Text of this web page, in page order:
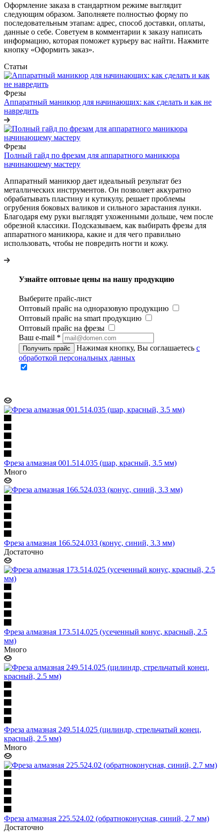
Оформление заказа в стандартном режиме выглядит
следующим образом. Заполняете полностью форму по
последовательным этапам: адрес, способ доставки, оплаты,
данные о себе. Советуем в комментарии к заказу написать
информацию, которая поможет курьеру вас найти. Нажмите
кнопку «Оформить заказ».
Статьи
Фрезы
Аппаратный маникюр для начинающих: как сделать и как не
навредить
Фрезы
Полный гайд по фрезам для аппаратного маникюра
начинающему мастеру
Аппаратный маникюр дает идеальный результат без
металлических инструментов. Он позволяет аккуратно
обрабатывать пластину и кутикулу, решает проблемы
огрубения боковых валиков и сильного зарастания лунки.
Благодаря ему руки выглядят ухоженными дольше, чем после
обрезной классики. Подсказываем, как выбирать фрезы для
аппаратного маникюра, какие и для чего правильно
использовать, чтобы не повредить ногти и кожу.
Узнайте оптовые цены на нашу продукцию
Выберите прайс-лист
Оптовый прайс на одноразовую продукцию
Оптовый прайс на smart продукцию
Оптовый прайс на фрезы
Ваш e-mail *
Получить прайс Нажимая кнопку, Вы соглашаетесь с
обработкой персональных данных
Фреза алмазная 001.514.035 (шар, красный, 3.5 мм)
Много
Фреза алмазная 166.524.033 (конус, синий, 3.3 мм)
Достаточно
Фреза алмазная 173.514.025 (усеченный конус, красный, 2.5
мм)
Много
Фреза алмазная 249.514.025 (цилиндр, стрельчатый конец,
красный, 2.5 мм)
Много
Фреза алмазная 225.524.02 (обратноконусная, синий, 2.7 мм)
Достаточно